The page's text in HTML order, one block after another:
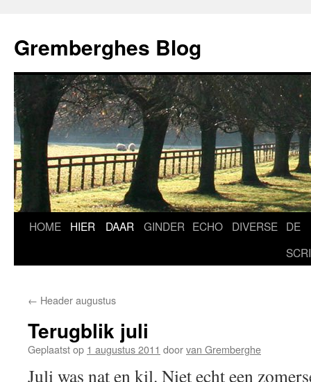
de
inhoud
Gremberghes Blog
HOME HIER DAAR GINDER ECHO DIVERSE DE
← Header augustus
Terugblik juli
Geplaatst op 1 augustus 2011 doorvan Gremberghe
Juli was nat en kil. Niet echt een